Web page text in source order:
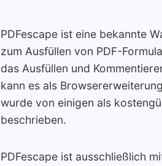
PDFescape ist eine bekannte
zum Ausfüllen von PDF-
das Ausfüllen und
kann es als
wurde von einigen als
beschrieben.
PDFescape ist ausschließlich